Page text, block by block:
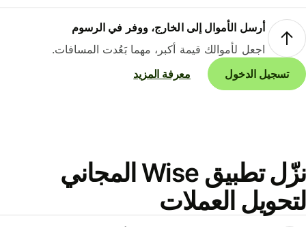
أرسل الأموال إلى الخارج، ووفر في الرسوم
اجعل لأموالك قيمة أكبر، مهما بَعُدت المسافات.
تسجيل الدخول
معرفة المزيد
نزّل تطبيق Wise المجاني
العملات